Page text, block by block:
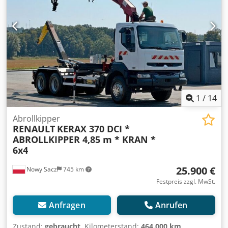
links, E-Fenster rechts, Klimaanlage, Drucklufthorn, ABS
(Antiblockiersystem), Retarder, Automatik,
Nebelscheinwerfer, Blatt-Luft-Federung, Umweltplakette
gelb Radstand: 4500 mm Aufbau: Rechtslenker,
Feuerwehr, Mannschaftskabine mit 8 Sitzen Rahmenlänge
ab Fahrerhaus ca. 4.900mm Scheibenbremsen an VA und
HA, Allison Automatikgetriebe, Berganfahrhilfe, Alu-Tank
255l, ZUBEHÖRANGABEN OHNE GEWÄHR, Änderungen,
Zwischenverkauf und Irrtümer vorbehalten! - . Djdpfx
Alszhgv Se Tjkr
1 / 14
Nowy Sacz 745 km
Abrollkipper
RENAULT KERAX 370 DCI *
ABROLLKIPPER 4,85 m * KRAN *
6x4
25.900 €
Festpreis zzgl. MwSt.
Anfragen Anrufen
Zustand: gebraucht, Kilometerstand: 464.000 km,